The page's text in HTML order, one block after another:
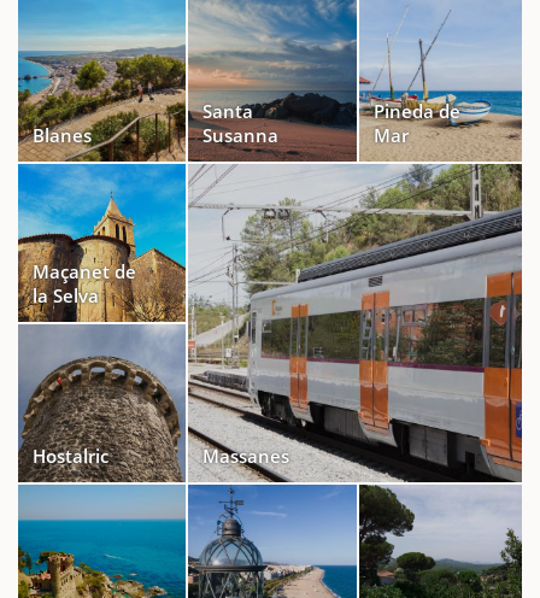
Blanes
Santa
Susanna
Pineda de
Mar
Maçanet de
la Selva
Hostalric Massanes